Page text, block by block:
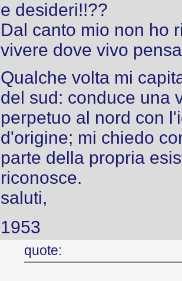
e desideri!!??
Dal canto mio non ho
vivere dove vivo
Qualche volta mi
del sud: conduce una
perpetuo al nord con
d'origine; mi chiedo
parte della propria
riconosce.
saluti,
1953
quote: